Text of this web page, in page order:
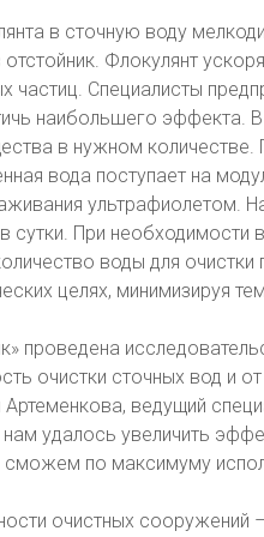
в сточную воду
Флокулянт
частиц. Специалисты
наибольшего эффекта.
в нужном количестве.
вода поступает на
ультрафиолетом.
При необходимости
воды для
целях, минимизируя
проведена
очистки сточных вод и
Артеменкова, ведущий
удалось увеличить
по максимуму
очистных сооружений –